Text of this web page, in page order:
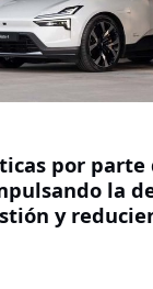
por parte
la
y